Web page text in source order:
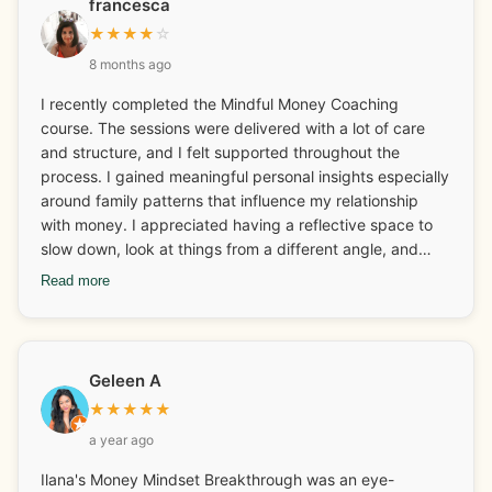
with which I am very happy about! The fear around
money and finances has gone and I have more fun with it
now too. One of my mantras has always been “I will
do” and this has only been reinforced. Ilana is also great
at connecting you with other businesses for collaboration
and networking. The weekly calls are an added bonus
and a lovely way to connect and set goals for the week.
Thank you Ilana!
francesca
★★★★ ☆
8 months ago
I recently completed the Mindful Money Coaching
course. The sessions were delivered with a lot of care
and structure, and I felt supported throughout the
process. I gained meaningful personal insights especially
around family patterns that influence my relationship
with money. I appreciated having a reflective space to
slow down, look at things from a different angle, and
reconnect with ideas I hadn’t thought about in a while. It
was helpful for me.
Read more
Geleen A
★★★★★
a year ago
Ilana's Money Mindset Breakthrough was an eye-